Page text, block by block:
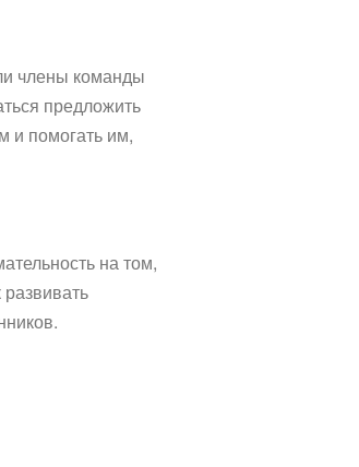
члены команды
предложить
и помогать им,
на том,